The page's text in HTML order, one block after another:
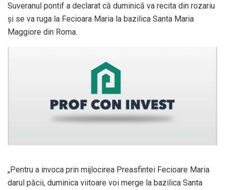
Suveranul pontif a declarat că duminică va recita din rozariu
şi se va ruga la Fecioara Maria la bazilica Santa Maria
Maggiore din Roma.
„Pentru a invoca prin mijlocirea Preasfintei Fecioare Maria
darul păcii, duminica viitoare voi merge la bazilica Santa